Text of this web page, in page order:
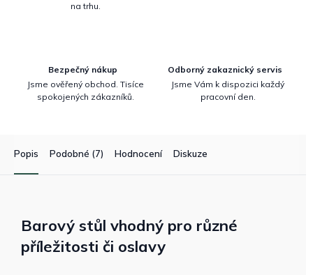
na trhu.
Bezpečný nákup
Jsme ověřený obchod. Tisíce
spokojených zákazníků.
Odborný zakaznický servis
Jsme Vám k dispozici každý
pracovní den.
Popis Podobné (7) Hodnocení Diskuze
Barový stůl vhodný pro různé
příležitosti či oslavy